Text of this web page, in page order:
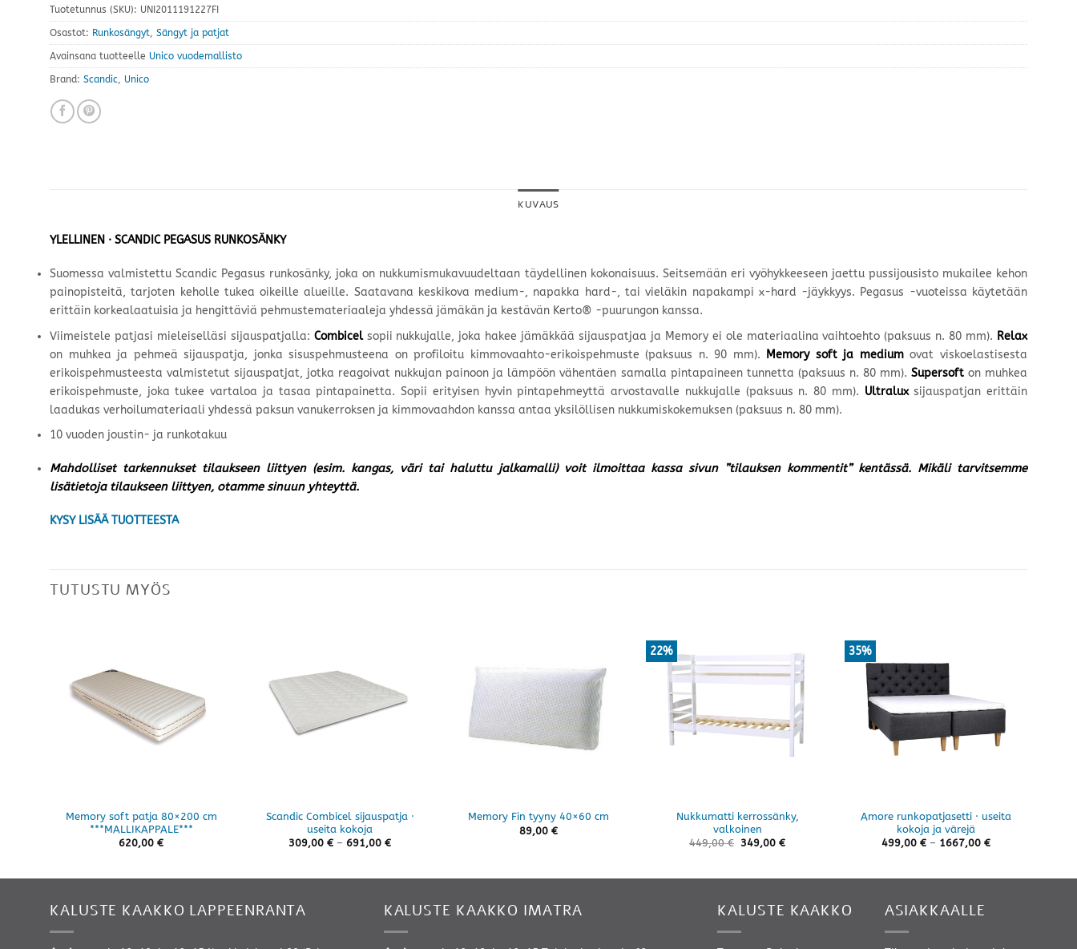
Tuotetunnus (SKU): UNI2011191227FI
Osastot: Runkosängyt Sängyt ja patjat
Avainsana tuotteelle Unico vuodemallisto
Brand: Scandic Unico
KUVAUS
YLELLINEN · SCANDIC PEGASUS RUNKOSÄNKY
Suomessa valmistettu Scandic Pegasus runkosänky, joka on nukkumismukavuudeltaan täydellinen kokonaisuus. Seitsemään eri vyöhykkeeseen jaettu pussijousisto mukailee kehon
painopisteitä, tarjoten keholle tukea oikeille alueille. Saatavana keskikova medium-, napakka hard-, tai vieläkin napakampi x-hard -jäykkyys. Pegasus -vuoteissa käytetään
erittäin korkealaatuisia ja hengittäviä pehmustemateriaaleja yhdessä jämäkän ja kestävän Kerto® -puurungon kanssa.
Viimeistele patjasi mieleiselläsi sijauspatjalla: Combicelsopii nukkujalle, joka hakee jämäkkää sijauspatjaa ja Memory ei ole materiaalina vaihtoehto (paksuus n. 80 mm). Relax
on muhkea ja pehmeä sijauspatja, jonka sisuspehmusteena on profiloitu kimmovaahto-erikoispehmuste (paksuus n. 90 mm).
Memory soft ja mediumovat viskoelastisesta
erikoispehmusteesta valmistetut sijauspatjat, jotka reagoivat nukkujan painoon ja lämpöön vähentäen samalla pintapaineen tunnetta (paksuus n. 80 mm). Supersofton muhkea
erikoispehmuste, joka tukee vartaloa ja tasaa pintapainetta. Sopii erityisen hyvin pintapehmeyttä arvostavalle nukkujalle (paksuus n. 80 mm). Ultraluxsijauspatjan erittäin
laadukas verhoilumateriaali yhdessä paksun vanukerroksen ja kimmovaahdon kanssa antaa yksilöllisen nukkumiskokemuksen (paksuus n. 80 mm).
10 vuoden joustin- ja runkotakuu
Mahdolliset tarkennukset tilaukseen liittyen (esim. kangas, väri tai haluttu jalkamalli) voit ilmoittaa kassa sivun ”tilauksen kommentit” kentässä. Mikäli tarvitsemme
lisätietoja tilaukseen liittyen, otamme sinuun yhteyttä.
KYSY LISÄÄ TUOTTEESTA
TUTUSTU MYÖS
Memory soft patja 80×200 cm
***MALLIKAPPALE***
620,00 €
Scandic Combicel sijauspatja ·
useita kokoja
309,00 € – 691,00 €Hintaluokka:
Memory Fin tyyny 40×60 cm
89,00 €
22%
Nukkumatti kerrossänky,
valkoinen
449,00€ 349,00 €
35%
Amore runkopatjasetti · useita
kokoja ja värejä
499,00 € – 1667,00 €Hintaluokka:
KALUSTE KAAKKO LAPPEENRANTA KALUSTE KAAKKO IMATRA KALUSTE KAAKKO ASIAKKAALLE